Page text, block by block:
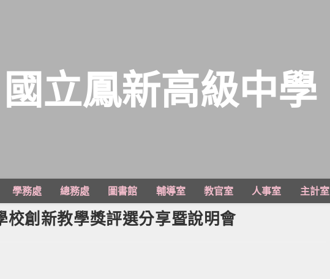
國立鳳新高級中學
學務處 總務處 圖書館 輔導室 教官室 人事室 主計室
校創新教學獎評選分享暨說明會